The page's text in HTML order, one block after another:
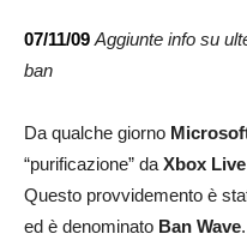
07/11/09 Aggiunte info su
ban
Da qualche giorno
“purificazione” da Xbox
Questo provvidemento è
ed è denominato Ban Wave.